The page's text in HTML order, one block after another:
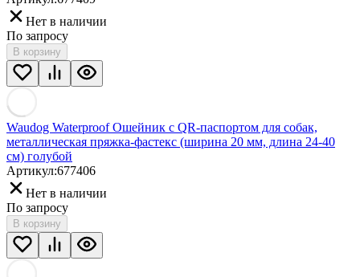
Нет в наличии
По запросу
В корзину
Waudog Waterproof Ошейник с QR-паспортом для собак,
металлическая пряжка-фастекс (ширина 20 мм, длина 24-40
см) голубой
Артикул:677406
Нет в наличии
По запросу
В корзину